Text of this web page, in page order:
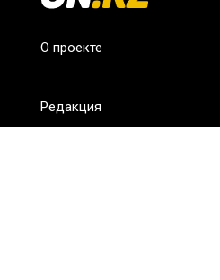
О проекте
Редакция